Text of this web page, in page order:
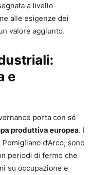
a livello
alle esigenze dei
valore aggiunto.
e
porta con sé
produttiva europea. I
d’Arco, sono
periodi di fermo che
su occupazione e